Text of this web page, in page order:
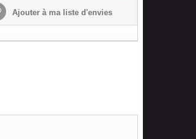
Ajouter à ma liste d'envies